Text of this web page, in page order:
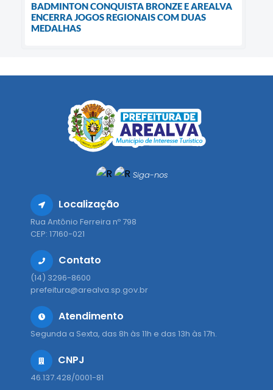
BADMINTON CONQUISTA BRONZE E AREALVA
ENCERRA JOGOS REGIONAIS COM DUAS
MEDALHAS
Siga-nos
Localização
Rua Antônio Ferreira nº 798
CEP: 17160-021
Contato
(14) 3296-8600
prefeitura@arealva.sp.gov.br
Atendimento
Segunda a Sexta, das 8h às 11h e das 13h às 17h.
CNPJ
46.137.428/0001-81